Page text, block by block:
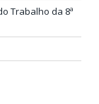
Trabalho da 8ª